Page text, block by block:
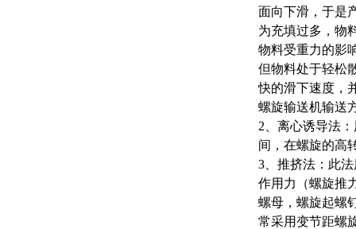
面向下滑，于是
为充填过多，物
物料受重力的影
但物料处于轻松
快的滑下速度，
螺旋输送机输送
2、离心诱导法
间，在螺旋的高
3、推挤法：此
作用力（螺旋推
螺母，螺旋起螺
常采用变节距螺